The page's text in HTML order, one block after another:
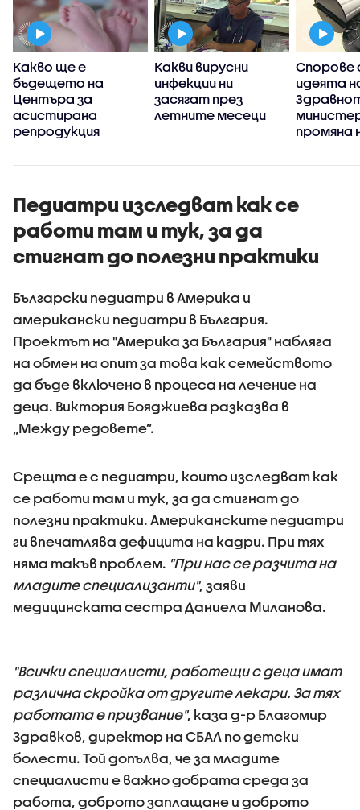
Какво ще е
бъдещето на
Центъра за
асистирана
репродукция
Какви вирусни
инфекции ни
засягат през
летните месеци
Спорове
идеята
промяна
център
Педиатри изследват как се
работи там и тук, за да
стигнат до полезни практики
Български педиатри в Америка и
американски педиатри в България.
Проектът на "Америка за България" набляга
на обмен на опит за това как семейството
да бъде включено в процеса на лечение на
деца. Виктория Бояджиева разказва в
„Между редовете”.
Срещта е с педиатри, които изследват как
се работи там и тук, за да стигнат до
полезни практики. Американските педиатри
ги впечатлява дефицита на кадри. При тях
няма такъв проблем. "При нас се разчита на
младите специализанти", заяви
медицинската сестра Даниела Миланова.
"Всички специалисти, работещи с деца имат
различна скройка от другите лекари. За тях
работата е призвание", каза д-р Благомир
Здравков, директор на СБАЛ по детски
болести. Той допълва, че за младите
специалисти е важно добрата среда за
работа, доброто заплащане и доброто